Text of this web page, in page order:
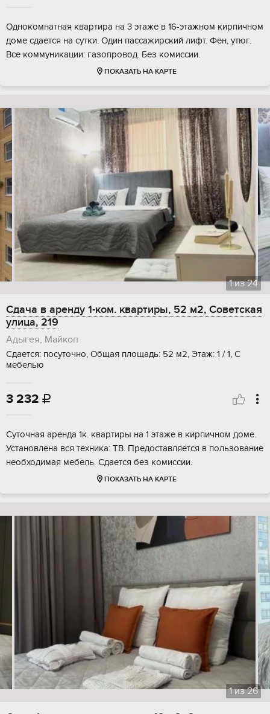
Однокомнатная квартира на 3 этаже в 16-этажном кирпичном
доме сдается на сутки. Один пассажирский лифт. Фен, утюг.
Все коммуникации: газопровод. Без комиссии.
ПОКАЗАТЬ НА КАРТЕ
1из24
Сдача в аренду 1-ком. квартиры, 52 м2, Советская
улица, 219
Адыгея, Майкоп
Сдается: посуточно, Общая площадь: 52 м2, Этаж: 1 / 1, С
мебелью
3 232 
Суточная аренда 1к. квартиры на 1 этаже в кирпичном доме.
Установлена вся техника: ТВ. Предоставляется в пользование
необходимая мебель. Сдается без комиссии.
ПОКАЗАТЬ НА КАРТЕ
1из26